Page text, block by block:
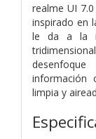
realme UI
inspirado en
le da a la
información
limpia y